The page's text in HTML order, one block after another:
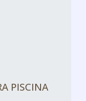
PISCINA